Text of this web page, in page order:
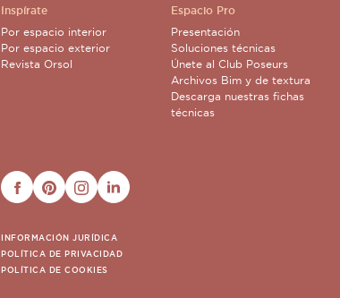
Inspírate
Por espacio interior
Por espacio exterior
Revista Orsol
Espacio Pro
Presentación
Soluciones técnicas
Únete al Club Poseurs
Archivos Bim y de textura
Descarga nuestras fichas
técnicas
FACEBOOKPINTERESTINSTAGRAM
LINKEDIN
INFORMACIÓN JURÍDICA
POLÍTICA DE PRIVACIDAD
POLÍTICA DE COOKIES